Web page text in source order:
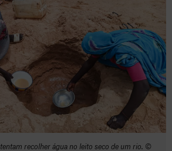
recolher água no leito seco de um rio. ©